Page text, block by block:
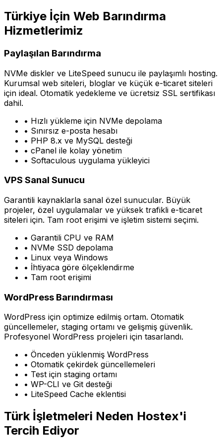
Türkiye İçin Web Barındırma
Hizmetlerimiz
Paylaşılan Barındırma
NVMe diskler ve LiteSpeed sunucu ile paylaşımlı hosting.
Kurumsal web siteleri, bloglar ve küçük e-ticaret siteleri
için ideal. Otomatik yedekleme ve ücretsiz SSL sertifikası
dahil.
• Hızlı yükleme için NVMe depolama
• Sınırsız e-posta hesabı
• PHP 8.x ve MySQL desteği
• cPanel ile kolay yönetim
• Softaculous uygulama yükleyici
VPS Sanal Sunucu
Garantili kaynaklarla sanal özel sunucular. Büyük
projeler, özel uygulamalar ve yüksek trafikli e-ticaret
siteleri için. Tam root erişimi ve işletim sistemi seçimi.
• Garantili CPU ve RAM
• NVMe SSD depolama
• Linux veya Windows
• İhtiyaca göre ölçeklendirme
• Tam root erişimi
WordPress Barındırması
WordPress için optimize edilmiş ortam. Otomatik
güncellemeler, staging ortamı ve gelişmiş güvenlik.
Profesyonel WordPress projeleri için tasarlandı.
• Önceden yüklenmiş WordPress
• Otomatik çekirdek güncellemeleri
• Test için staging ortamı
• WP-CLI ve Git desteği
• LiteSpeed Cache eklentisi
Türk İşletmeleri Neden Hostex'i
Tercih Ediyor